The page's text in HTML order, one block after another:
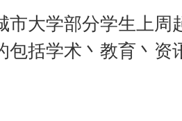
市大学部分学生上
包括学术丶教育丶